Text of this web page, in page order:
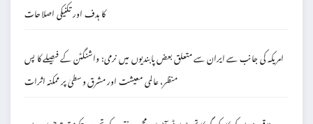
کا ہدف اور تکنیکی اصلاحات
امریکہ کی جانب سے ایران سے متعلق بعض پابندیوں میں نرمی: واشنگٹن کے فیصلے کا پس
منظر، عالمی معیشت اور مشرق وسطیٰ پر ممکنہ اثرات